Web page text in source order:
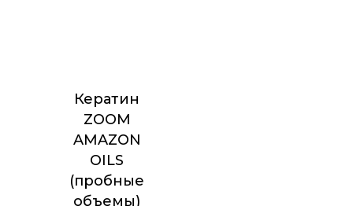
Кератин
ZOOM
AMAZON
OILS
(пробные
объемы)